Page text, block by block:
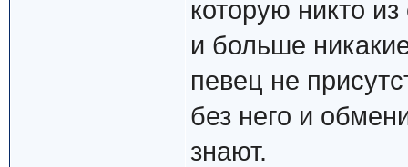
которую никто
и больше
певец не
без него и
знают.